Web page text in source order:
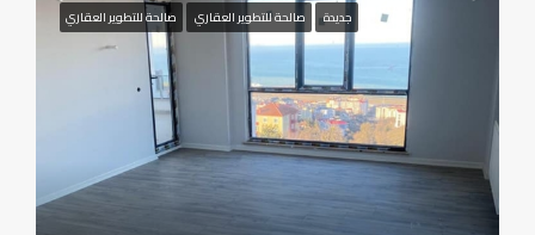
جديدة صالحة للتطوير العقاري صالحة للتطوير العقاري